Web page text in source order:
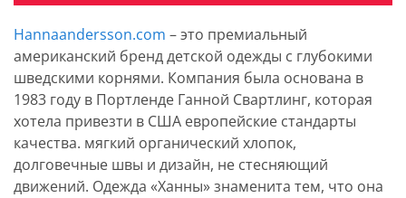
Hannaandersson.com – это премиальный
американский бренд детской одежды с глубокими
шведскими корнями. Компания была основана в
1983 году в Портленде Ганной Свартлинг, которая
хотела привезти в США европейские стандарты
качества. мягкий органический хлопок,
долговечные швы и дизайн, не стесняющий
движений. Одежда «Ханны» знаменита тем, что она